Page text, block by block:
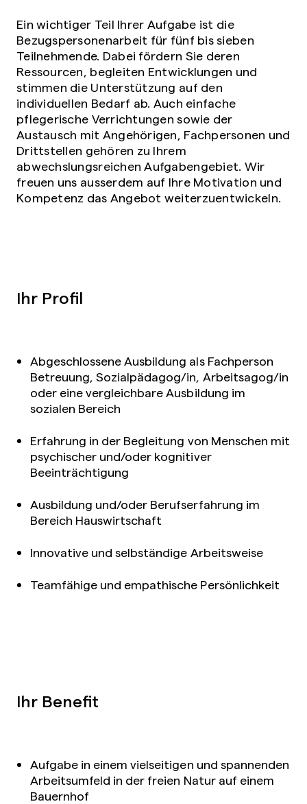
Ein wichtiger Teil Ihrer Aufgabe ist die
Bezugspersonenarbeit für fünf bis sieben
Teilnehmende. Dabei fördern Sie deren
Ressourcen, begleiten Entwicklungen und
stimmen die Unterstützung auf den
individuellen Bedarf ab. Auch einfache
pflegerische Verrichtungen sowie der
Austausch mit Angehörigen, Fachpersonen und
Drittstellen gehören zu Ihrem
abwechslungsreichen Aufgabengebiet. Wir
freuen uns ausserdem auf Ihre Motivation und
Kompetenz das Angebot weiterzuentwickeln.
Ihr Profil
Abgeschlossene Ausbildung als Fachperson
Betreuung, Sozialpädagog/in, Arbeitsagog/in
oder eine vergleichbare Ausbildung im
sozialen Bereich
Erfahrung in der Begleitung von Menschen mit
psychischer und/oder kognitiver
Beeinträchtigung
Ausbildung und/oder Berufserfahrung im
Bereich Hauswirtschaft
Innovative und selbständige Arbeitsweise
Teamfähige und empathische Persönlichkeit
Ihr Benefit
Aufgabe in einem vielseitigen und spannenden
Arbeitsumfeld in der freien Natur auf einem
Bauernhof